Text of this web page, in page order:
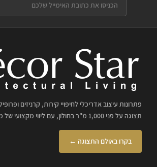
פתרונות עיצוב אדריכלי לחיפויי קירות, קרניזים
תצוגה על פני 1,000 מ"ר בחולון, עם ליווי מקצועי של מעצבי פנים.
בקרו באולם התצוגה ←